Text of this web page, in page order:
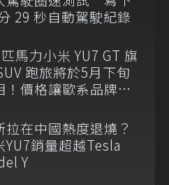
29 秒自動駕駛紀錄
馬力小米 YU7 GT 旗
跑旅將於5月下旬
！價格讓歐系品牌倍
拉在中國熱度退燒？
YU7銷量超越Tesla
Y